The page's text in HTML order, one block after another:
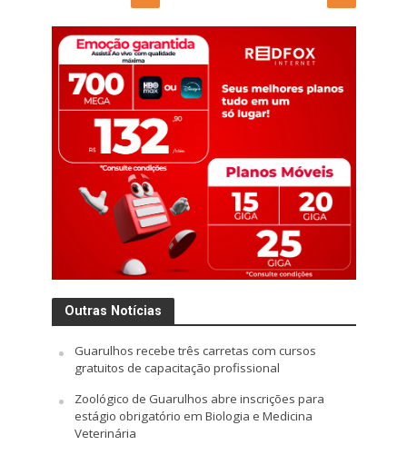
Outras Notícias
Guarulhos recebe três carretas com cursos
gratuitos de capacitação profissional
Zoológico de Guarulhos abre inscrições para
estágio obrigatório em Biologia e Medicina
Veterinária